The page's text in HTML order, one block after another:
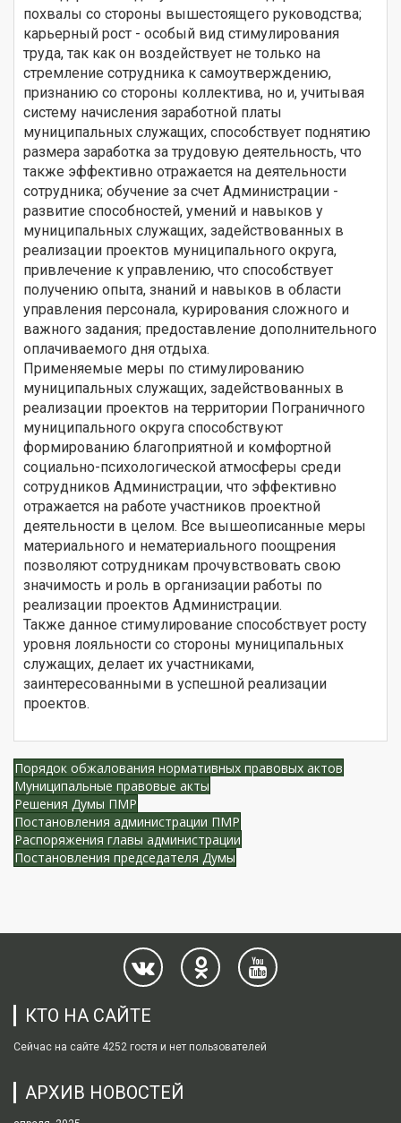
похвалы со стороны вышестоящего руководства;
карьерный рост - особый вид стимулирования
труда, так как он воздействует не только на
стремление сотрудника к самоутверждению,
признанию со стороны коллектива, но и, учитывая
систему начисления заработной платы
муниципальных служащих, способствует поднятию
размера заработка за трудовую деятельность, что
также эффективно отражается на деятельности
сотрудника; обучение за счет Администрации -
развитие способностей, умений и навыков у
муниципальных служащих, задействованных в
реализации проектов муниципального округа,
привлечение к управлению, что способствует
получению опыта, знаний и навыков в области
управления персонала, курирования сложного и
важного задания; предоставление дополнительного
оплачиваемого дня отдыха.
Применяемые меры по стимулированию
муниципальных служащих, задействованных в
реализации проектов на территории Пограничного
муниципального округа способствуют
формированию благоприятной и комфортной
социально-психологической атмосферы среди
сотрудников Администрации, что эффективно
отражается на работе участников проектной
деятельности в целом. Все вышеописанные меры
материального и нематериального поощрения
позволяют сотрудникам прочувствовать свою
значимость и роль в организации работы по
реализации проектов Администрации.
Также данное стимулирование способствует росту
уровня лояльности со стороны муниципальных
служащих, делает их участниками,
заинтересованными в успешной реализации
проектов.
Порядок обжалования нормативных правовых актов
Муниципальные правовые акты
Решения Думы ПМР
Постановления администрации ПМР
Распоряжения главы администрации
Постановления председателя Думы
КТО НА САЙТЕ
Сейчас на сайте 4252 гостя и нет пользователей
АРХИВ НОВОСТЕЙ